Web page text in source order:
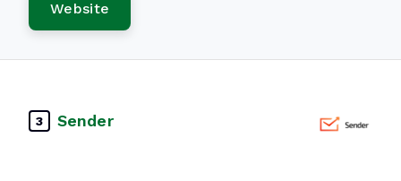
Website
3 Sender